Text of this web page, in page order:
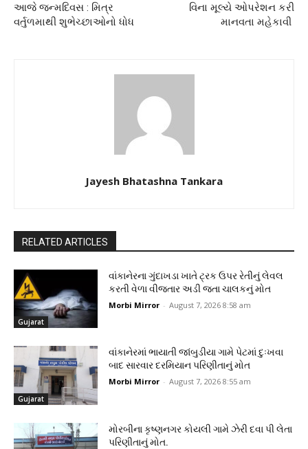
આજે જન્મદિવસ : મિત્ર
વર્તુળમાથી શુભેચ્છાઓનો ધોધ
વિના મૂલ્યે ઓપરેશન કરી
માનવતા મહેકાવી
Jayesh Bhatashna Tankara
RELATED ARTICLES
Gujarat
વાંકાનેરના ગુંદાખડા ખાતે ટ્રક ઉપર રેતીનું લેવલ
કરતી વેળા વીજતાર અડી જતા ચાલકનું મોત
Morbi Mirror - August 7, 2026 8:58 am
Gujarat
વાંકાનેરમાં ભાયાતી જાંબુડીયા ગામે પેટમાં દુઃખવા
બાદ સારવાર દરમિયાન પરિણીતાનું મોત
Morbi Mirror - August 7, 2026 8:55 am
મોરબીના કૃષ્ણનગર કોયલી ગામે ઝેરી દવા પી લેતા
પરિણીતાનું મોત.